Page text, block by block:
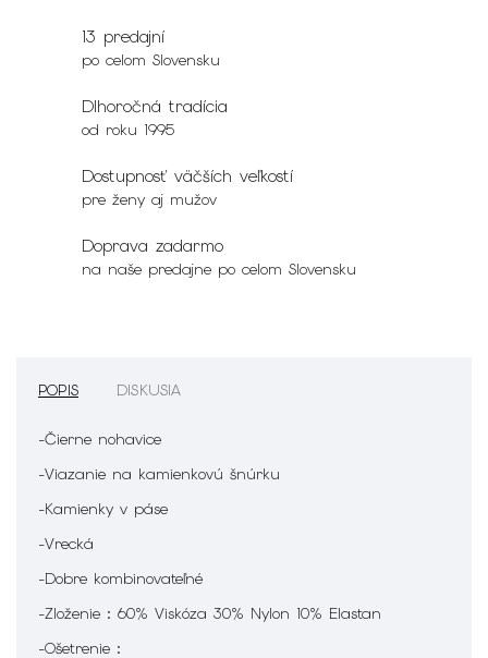
13 predajní
po celom Slovensku
Dlhoročná tradícia
od roku 1995
Dostupnosť väčších veľkostí
pre ženy aj mužov
Doprava zadarmo
na naše predajne po celom Slovensku
POPIS DISKUSIA
-Čierne nohavice
-Viazanie na kamienkovú šnúrku
-Kamienky v páse
-Vrecká
-Dobre kombinovateľné
-Zloženie : 60% Viskóza 30% Nylon 10% Elastan
-Ošetrenie :